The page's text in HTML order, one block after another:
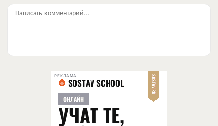
Написать комментарий...
РЕКЛАМА